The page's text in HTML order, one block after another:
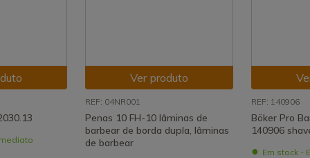
Ver produto
REF: 04NR001
Penas 10 FH-10 lâminas de
barbear de borda dupla, lâminas
de barbear
REF: 140906
Böker Pro
140906
Em stock -